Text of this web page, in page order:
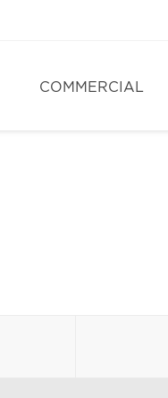
COMMERCIAL